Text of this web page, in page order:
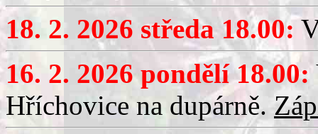
18. 2. 2026 středa 18.00:
16. 2. 2026 pondělí 18.00:
Hříchovice na dupárně.